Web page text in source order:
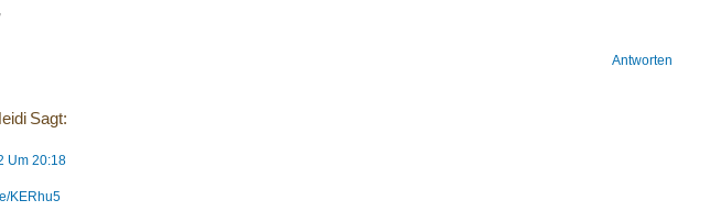
Antworten
Sagt:
Um 20:18
KERhu5